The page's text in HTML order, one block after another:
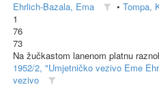
Ehrlich-Bazala, Ema • Tompa,
1
76
73
Na žučkastom lanenom platnu
1952/2, "Umjetničko vezivo Eme
vezivo